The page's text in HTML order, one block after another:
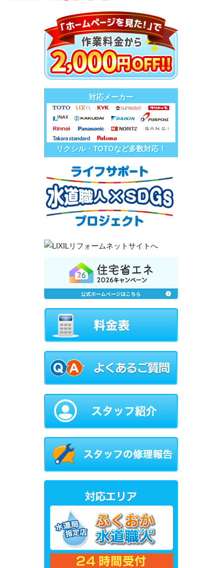
対応メーカー
リクシル・TOTOなど多数対応！